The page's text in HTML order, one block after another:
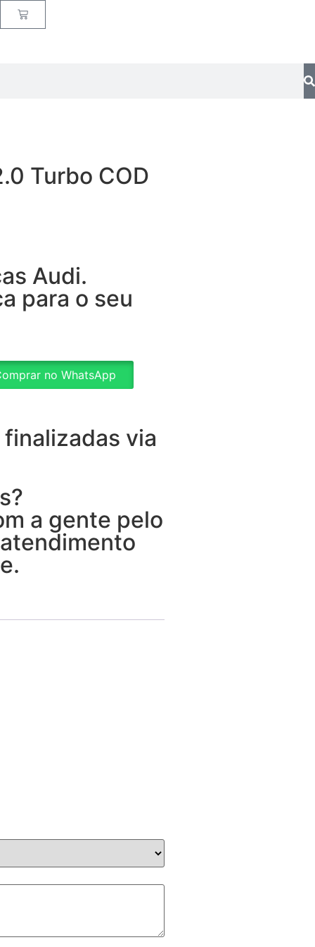
Turbo COD
Audi.
para o seu
no WhatsApp
via
a gente pelo